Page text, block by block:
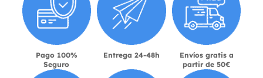
Pago 100%
Seguro
Entrega 24-48h
Envíos gratis a
partir de 50€